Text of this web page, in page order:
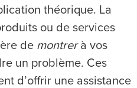
théorique. La
ou de services
de montrerà vos
un problème. Ces
d’offrir une assistance